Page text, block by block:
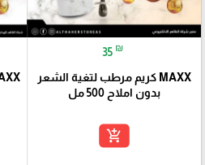
35 ₪
MAXX كريم مرطب لتغية الشعر
بدون املاح 500 مل
add_shopping_cart